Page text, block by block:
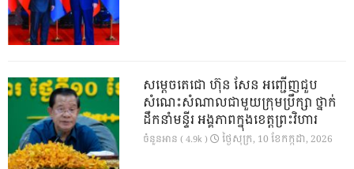
សម្តេចតេជោ ហ៊ុន សែន អញ្ជើញជួប
សំណេះសំណាលជាមួយក្រុមប្រឹក្សា ថ្នាក់
ដឹកនាំមន្ទីរ អង្គភាពក្នុងខេត្តព្រះវិហារ
ចំនួនអាន ( 4.9k ) ថ្ងៃ​សុក្រ, 10 ខែ​កក្កដា, 2026